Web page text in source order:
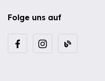
Folge uns auf